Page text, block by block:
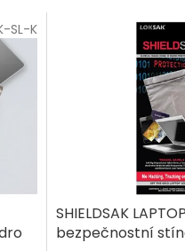
SL-K
SHIELDSAK LAPTOP
bezpečnostní